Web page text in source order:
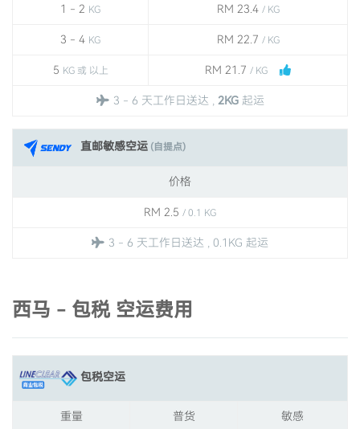
1 - 2 KG RM 23.4 / KG
3 - 4 KG RM 22.7 / KG
5 KG 或 以上 RM 21.7 / KG
3 - 6 天工作日送达 , 2KG起运
直邮敏感空运 (自提点)
价格
RM 2.5 / 0.1 KG
3 - 6 天工作日送达 , 0.1KG 起运
西马 - 包税 空运费用
包税空运
重量 普货 敏感